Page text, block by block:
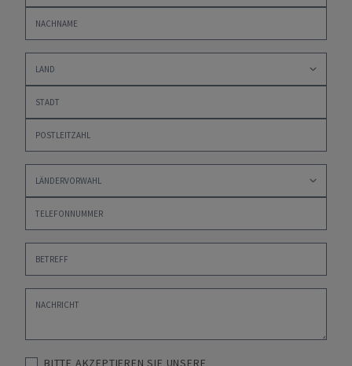
BITTE AKZEPTIEREN SIE UNSERE